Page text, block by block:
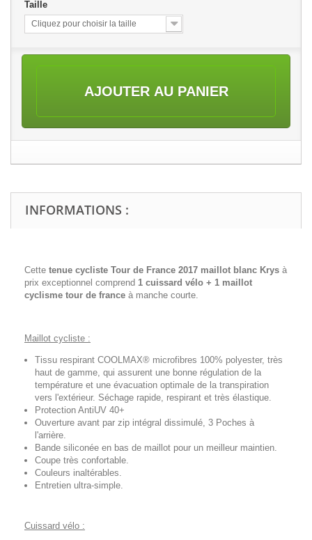
Taille
Cliquez pour choisir la taille
AJOUTER AU PANIER
INFORMATIONS :
Cette tenue cycliste Tour de France 2017 maillot blanc Krys à
prix exceptionnel comprend 1 cuissard vélo + 1 maillot
cyclisme tour de france à manche courte.
Maillot cycliste :
Tissu respirant COOLMAX® microfibres 100% polyester, très
haut de gamme, qui assurent une bonne régulation de la
température et une évacuation optimale de la transpiration
vers l'extérieur. Séchage rapide, respirant et très élastique.
Protection AntiUV 40+
Ouverture avant par zip intégral dissimulé, 3 Poches à
l'arrière.
Bande siliconée en bas de maillot pour un meilleur maintien.
Coupe très confortable.
Couleurs inaltérables.
Entretien ultra-simple.
Cuissard vélo :